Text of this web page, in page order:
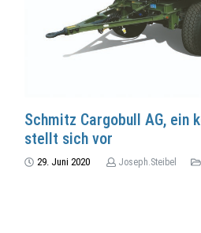
Schmitz Cargobull AG, ein
stellt sich vor
29. Juni 2020 Joseph.Steibel